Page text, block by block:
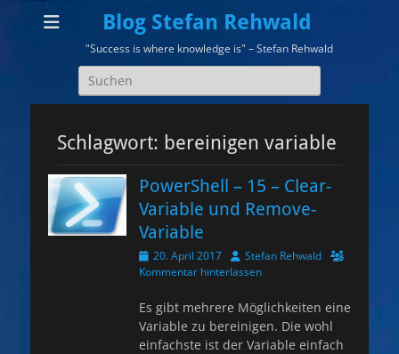
Blog Stefan Rehwald
"Success is where knowledge is" – Stefan Rehwald
Suchen
nach:
Schlagwort: bereinigen variable
PowerShell – 15 – Clear-
Variable und Remove-
Variable
Veröffentlicht
am
20. April 2017 AutorStefan Rehwald
Kommentar hinterlassen
Es gibt mehrere Möglichkeiten eine
Variable zu bereinigen. Die wohl
einfachste ist der Variable einfach